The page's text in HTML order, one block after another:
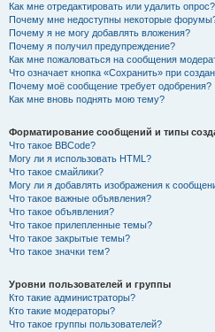
Как мне отредактировать или удалить опрос?
Почему мне недоступны некоторые
Почему я не могу добавлять вложения?
Почему я получил предупреждение?
Как мне пожаловаться на сообщения
Что означает кнопка «Сохранить» при
Почему моё сообщение требует одобрения?
Как мне вновь поднять мою тему?
Форматирование сообщений и типы
Что такое BBCode?
Могу ли я использовать HTML?
Что такое смайлики?
Могу ли я добавлять изображения к
Что такое важные объявления?
Что такое объявления?
Что такое прилепленные темы?
Что такое закрытые темы?
Что такое значки тем?
Уровни пользователей и группы
Кто такие администраторы?
Кто такие модераторы?
Что такое группы пользователей?